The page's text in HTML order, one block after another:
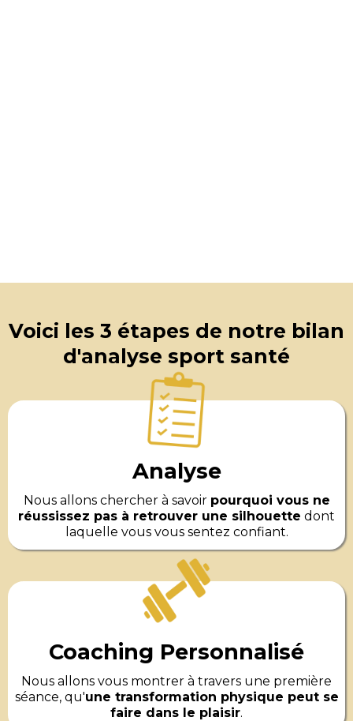
Voici les 3 étapes de notre bilan
d'analyse sport santé
Analyse
Nous allons chercher à savoir pourquoi vous ne
réussissez pas à retrouver une silhouette dont
laquelle vous vous sentez confiant.
Coaching Personnalisé
Nous allons vous montrer à travers une première
séance, qu'une transformation physique peut se
faire dans le plaisir.